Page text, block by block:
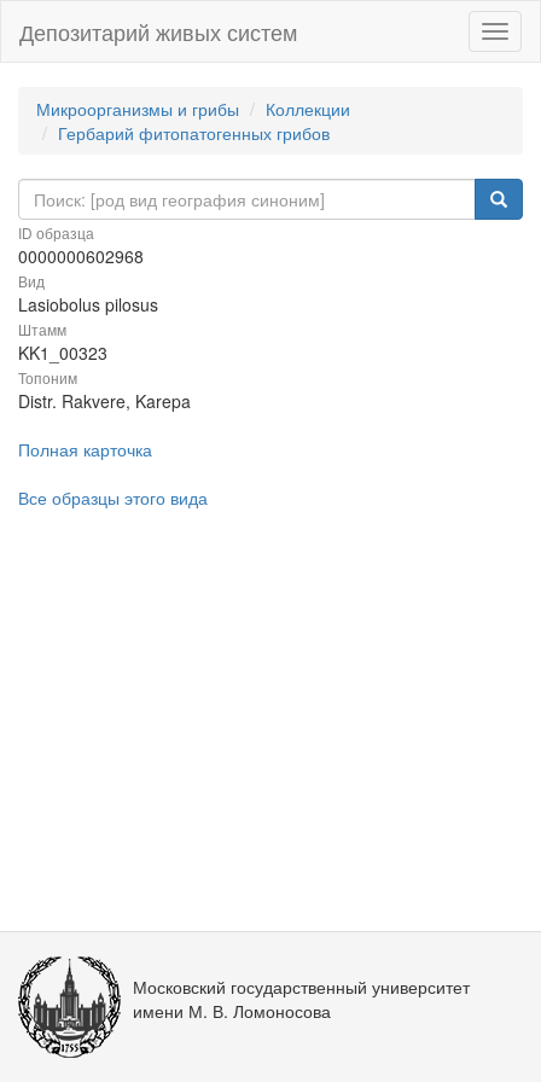
Депозитарий живых систем
Микроорганизмы и грибы
Коллекции
Гербарий фитопатогенных грибов
ID образца
0000000602968
Вид
Lasiobolus pilosus
Штамм
KK1_00323
Топоним
Distr. Rakvere, Karepa
Полная карточка
Все образцы этого вида
Московский государственный университет
имени М. В. Ломоносова